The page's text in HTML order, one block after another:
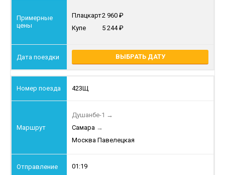
Плацкарт2 960
Купе
5 244
ВЫБРАТЬ ДАТУ
423Щ
Душанбе-1 →
Самара →
Москва Павелецкая
01:19